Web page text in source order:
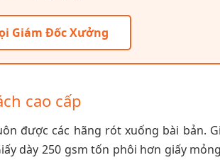
Giám Đốc Xưởng
cao cấp
được các hãng rót xuống bài bản.
dày 250 gsm tốn phôi hơn giấy